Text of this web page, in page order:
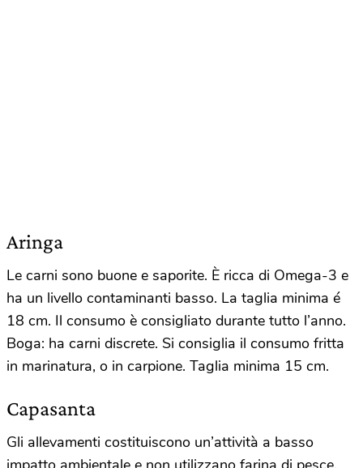
Aringa
Le carni sono buone e saporite. È ricca di Omega-3 e
ha un livello contaminanti basso. La taglia minima é
18 cm. Il consumo è consigliato durante tutto l’anno.
Boga: ha carni discrete. Si consiglia il consumo fritta
in marinatura, o in carpione. Taglia minima 15 cm.
Capasanta
Gli allevamenti costituiscono un’attività a basso